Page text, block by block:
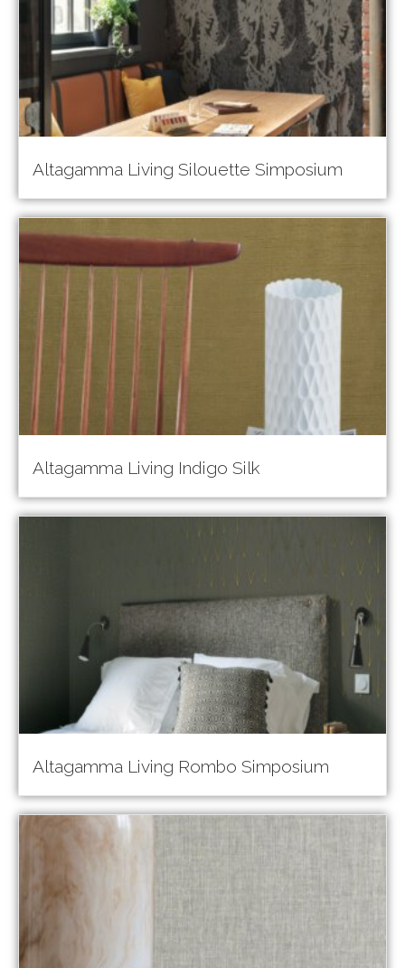
Altagamma Living Silouette Simposium
Altagamma Living Indigo Silk
Altagamma Living Rombo Simposium